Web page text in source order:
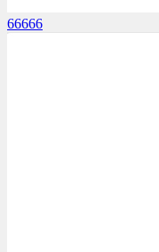
66666